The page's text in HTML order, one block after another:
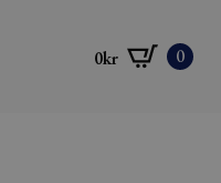
0kr 0